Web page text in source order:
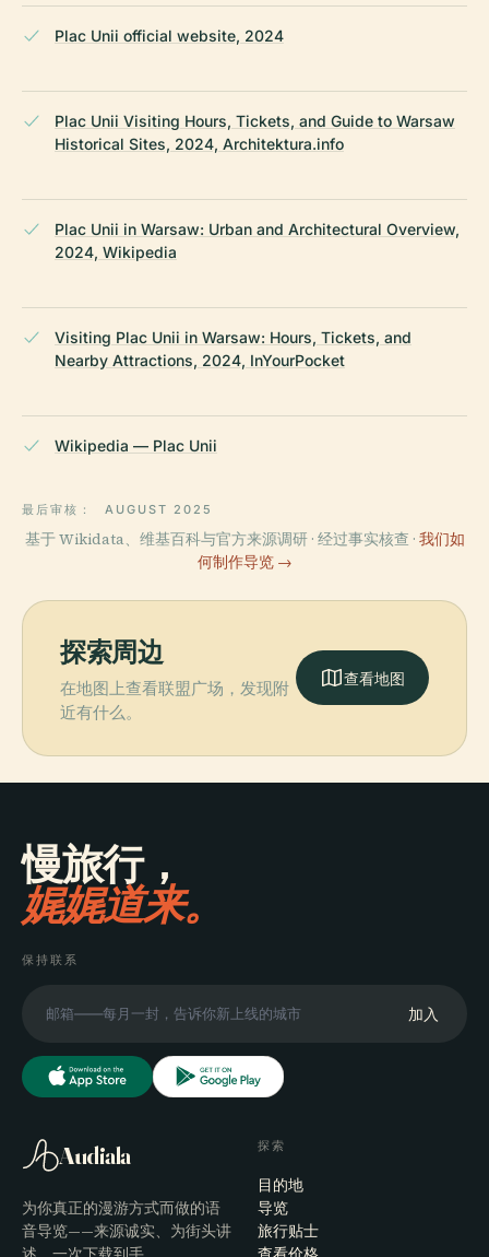
Plac Unii official website, 2024
Plac Unii Visiting Hours, Tickets, and Guide to Warsaw
Historical Sites, 2024, Architektura.info
Plac Unii in Warsaw: Urban and Architectural Overview,
2024, Wikipedia
Visiting Plac Unii in Warsaw: Hours, Tickets, and
Nearby Attractions, 2024, InYourPocket
Wikipedia — Plac Unii
最后审核： AUGUST 2025
基于 Wikidata、维基百科与官方来源调研 · 经过事实核查 · 我们如
何制作导览 →
探索周边
在地图上查看联盟广场，发现附
近有什么。
查看地图
慢旅行，
娓娓道来。
保持联系
加入
Audiala
为你真正的漫游方式而做的语
音导览——来源诚实、为街头讲
探索
目的地
导览
旅行贴士
查看价格